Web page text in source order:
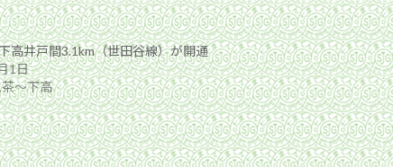
高井戸間3.1km（世田谷線）が開通
1日
〜下高